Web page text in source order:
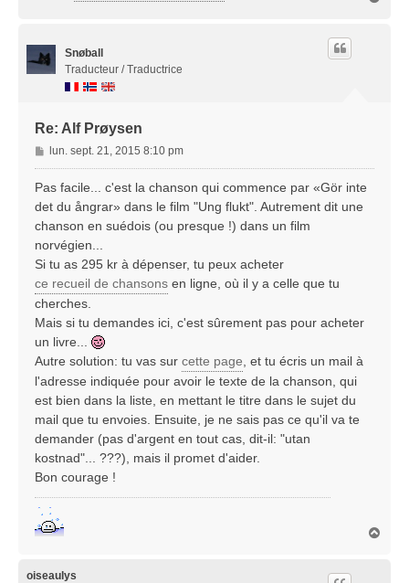
Snøball
Traducteur / Traductrice
Re: Alf Prøysen
M
e
a
g
e
lun. sept. 21, 2015 8:10 pm
Pas facile... c'est la chanson qui commence par «Gör inte
det du ångrar» dans le film "Ung flukt". Autrement dit une
chanson en suédois (ou presque !) dans un film
norvégien...
Si tu as 295 kr à dépenser, tu peux acheter
ce recueil de chansons en ligne, où il y a celle que tu
cherches.
Mais si tu demandes ici, c'est sûrement pas pour acheter
un livre...
Autre solution: tu vas sur cette page , et tu écris un mail à
l'adresse indiquée pour avoir le texte de la chanson, qui
est bien dans la liste, en mettant le titre dans le sujet du
mail que tu envoies. Ensuite, je ne sais pas ce qu'il va te
demander (pas d'argent en tout cas, dit-il: "utan
kostnad"... ???), mais il promet d'aider.
Bon courage !
oiseaulys